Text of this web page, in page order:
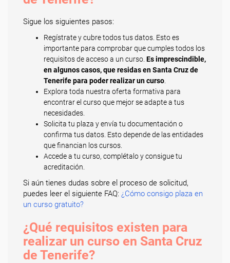
Sigue los siguientes pasos:
Regístrate y cubre todos tus datos. Esto es
importante para comprobar que cumples todos los
requisitos de acceso a un curso. Es imprescindible,
en algunos casos, que residas en Santa Cruz de
Tenerife para poder realizar un curso
Explora toda nuestra oferta formativa para
encontrar el curso que mejor se adapte a tus
necesidades.
Solicita tu plaza y envía tu documentación o
confirma tus datos. Esto depende de las entidades
que financian los cursos.
Accede a tu curso, complétalo y consigue tu
acreditación.
Si aún tienes dudas sobre el proceso de solicitud,
puedes leer el siguiente FAQ: ¿Cómo consigo plaza en
un curso gratuito?
¿Qué requisitos existen para
realizar un curso en Santa Cruz
de Tenerife?